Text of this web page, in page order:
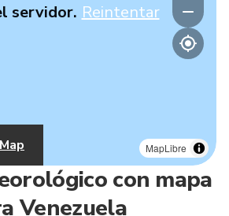
con mapa
Venezuela
MapLibre
servidor. Reintentar